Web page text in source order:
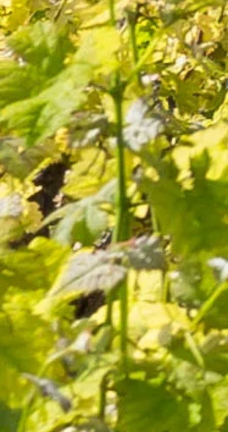
Domaine Virant Blanc
26 avis
6,60 €
Cuvée Prestige Rouge
20 avis
22,00 €